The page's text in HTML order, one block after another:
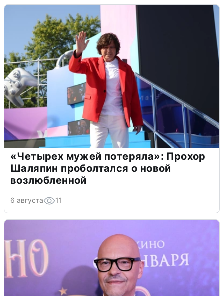
«Четырех мужей потеряла»: Прохор
Шаляпин проболтался о новой
возлюбленной
6 августа 11